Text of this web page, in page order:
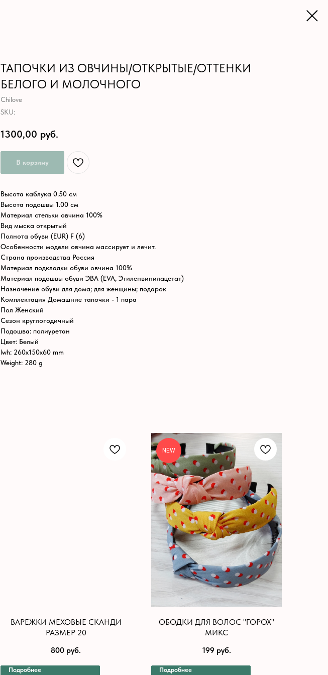
ТАПОЧКИ ИЗ ОВЧИНЫ/ОТКРЫТЫЕ/ОТТЕНКИ
БЕЛОГО И МОЛОЧНОГО
Chilove
SKU:
1300,00 руб.
В корзину
Высота каблука 0.50 см
Высота подошвы 1.00 см
Материал стельки овчина 100%
Вид мыска открытый
Полнота обуви (EUR) F (6)
Особенности модели овчина массирует и лечит.
Страна производства Россия
Материал подкладки обуви овчина 100%
Материал подошвы обуви ЭВА (EVA, Этиленвинилацетат)
Назначение обуви для дома; для женщины; подарок
Комплектация Домашние тапочки - 1 пара
Пол Женский
Сезон круглогодичный
Подошва: полиуретан
Цвет: Белый
lwh: 260x150x60 mm
Weight: 280 g
ВАРЕЖКИ МЕХОВЫЕ СКАНДИ
РАЗМЕР 20
800 руб.
Подробнее
NEW
ОБОДКИ ДЛЯ ВОЛОС "ГОРОХ"
МИКС
199 руб.
Подробнее